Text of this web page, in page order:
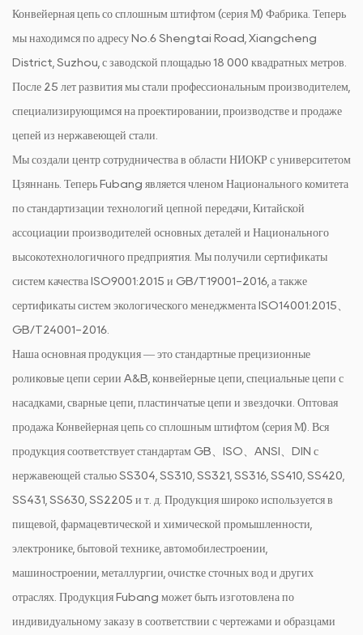
Конвейерная цепь со сплошным штифтом (серия М) Фабрика . Теперь
мы находимся по адресу No.6 Shengtai Road, Xiangcheng
District, Suzhou, с заводской площадью 18 000 квадратных метров.
После 25 лет развития мы стали профессиональным производителем,
специализирующимся на проектировании, производстве и продаже
цепей из нержавеющей стали.
Мы создали центр сотрудничества в области НИОКР с университетом
Цзяннань. Теперь Fubang является членом Национального комитета
по стандартизации технологий цепной передачи, Китайской
ассоциации производителей основных деталей и Национального
высокотехнологичного предприятия. Мы получили сертификаты
систем качества ISO9001:2015 и GB/T19001-2016, а также
сертификаты систем экологического менеджмента ISO14001:2015、
GB/T24001-2016.
Наша основная продукция — это стандартные прецизионные
роликовые цепи серии A&B, конвейерные цепи, специальные цепи с
насадками, сварные цепи, пластинчатые цепи и звездочки. Оптовая
продажа Конвейерная цепь со сплошным штифтом (серия М) . Вся
продукция соответствует стандартам GB、ISO、ANSI、DIN с
нержавеющей сталью SS304, SS310, SS321, SS316, SS410, SS420,
SS431, SS630, SS2205 и т. д. Продукция широко используется в
пищевой, фармацевтической и химической промышленности,
электронике, бытовой технике, автомобилестроении,
машиностроении, металлургии, очистке сточных вод и других
отраслях. Продукция Fubang может быть изготовлена ​​по
индивидуальному заказу в соответствии с чертежами и образцами